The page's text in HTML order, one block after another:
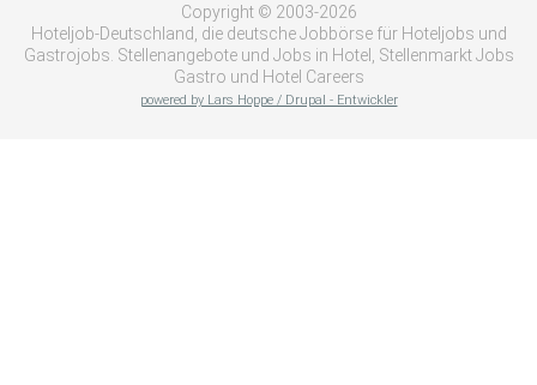
Copyright © 2003-2026
Hoteljob-Deutschland, die deutsche Jobbörse für Hoteljobs und
Gastrojobs. Stellenangebote und Jobs in Hotel, Stellenmarkt Jobs
Gastro und Hotel Careers
powered by Lars Hoppe / Drupal - Entwickler